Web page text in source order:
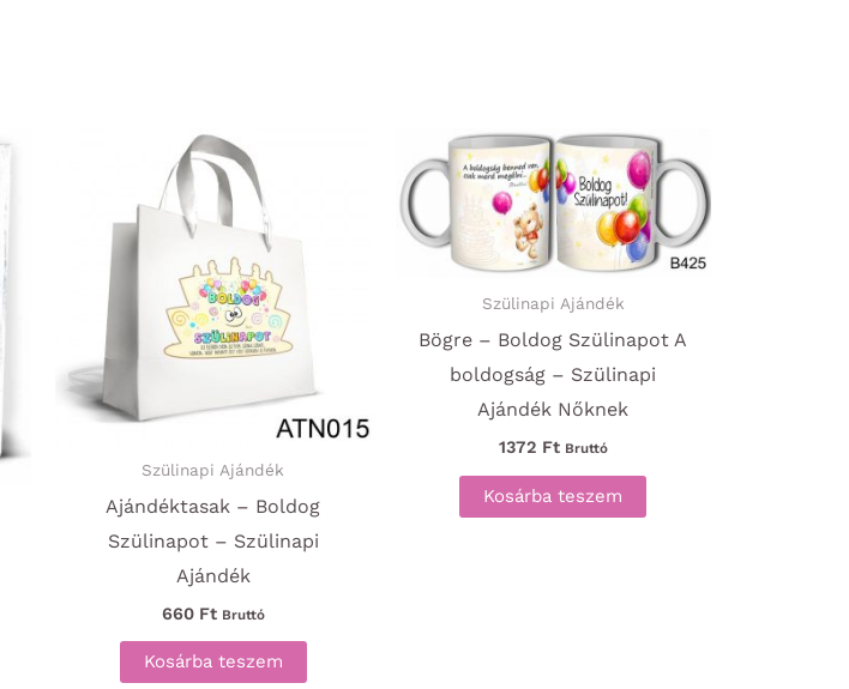
Szülinapi Ajándék
Ajándéktasak – Boldog
Szülinapot – Szülinapi
Ajándék
660 Ft Bruttó
Kosárba teszem
Szülinapi Ajándék
Bögre – Boldog Szülinapot A
boldogság – Szülinapi
Ajándék Nőknek
1372 Ft Bruttó
Kosárba teszem